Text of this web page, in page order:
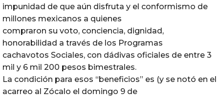
impunidad de que aún disfruta y el conformismo de
millones mexicanos a quienes
compraron su voto, conciencia, dignidad,
honorabilidad a través de los Programas
cachavotos Sociales, con dádivas oficiales de entre 3
mil y 6 mil 200 pesos bimestrales.
La condición para esos “beneficios” es (y se notó en el
acarreo al Zócalo el domingo 9 de